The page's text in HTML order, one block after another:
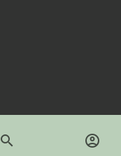
search account_circle